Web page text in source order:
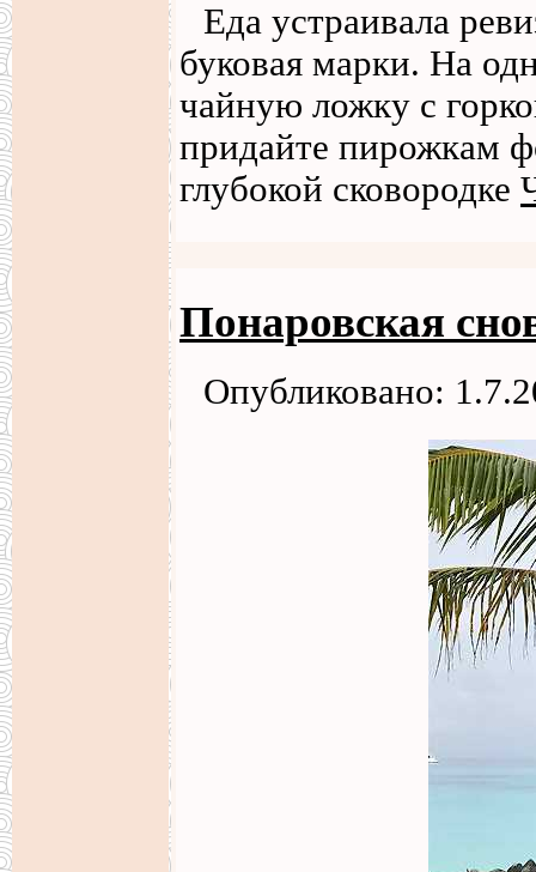
Еда устраивала
буковая марки. На
чайную ложку с
придайте пирожкам
глубокой сковородке
Понаровская
Опубликовано: